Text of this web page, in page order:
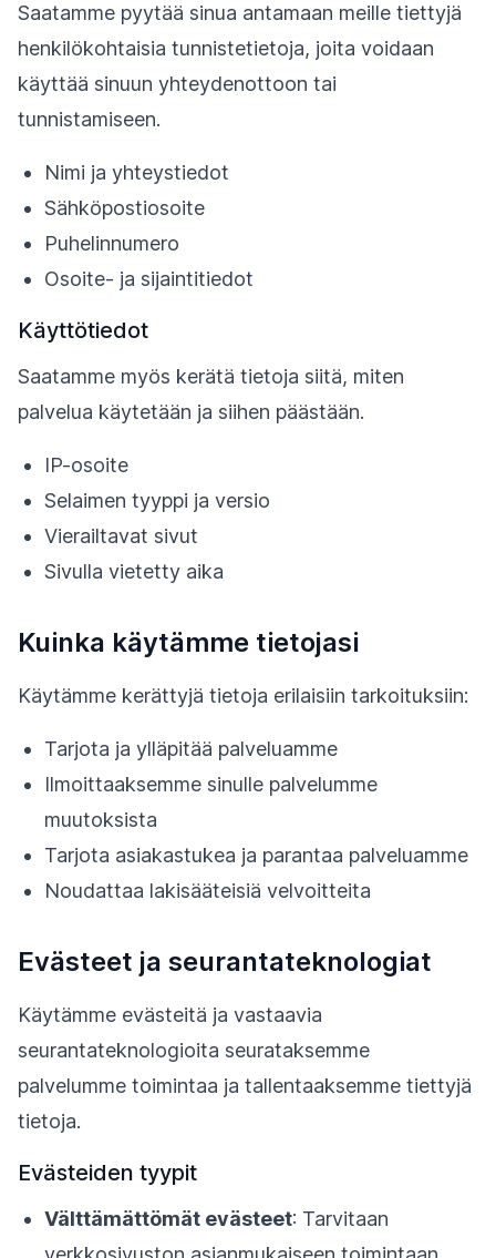
Saatamme pyytää sinua antamaan meille tiettyjä
henkilökohtaisia tunnistetietoja, joita voidaan
käyttää sinuun yhteydenottoon tai
tunnistamiseen.
Nimi ja yhteystiedot
Sähköpostiosoite
Puhelinnumero
Osoite- ja sijaintitiedot
Käyttötiedot
Saatamme myös kerätä tietoja siitä, miten
palvelua käytetään ja siihen päästään.
IP-osoite
Selaimen tyyppi ja versio
Vierailtavat sivut
Sivulla vietetty aika
Kuinka käytämme tietojasi
Käytämme kerättyjä tietoja erilaisiin tarkoituksiin:
Tarjota ja ylläpitää palveluamme
Ilmoittaaksemme sinulle palvelumme
muutoksista
Tarjota asiakastukea ja parantaa palveluamme
Noudattaa lakisääteisiä velvoitteita
Evästeet ja seurantateknologiat
Käytämme evästeitä ja vastaavia
seurantateknologioita seurataksemme
palvelumme toimintaa ja tallentaaksemme tiettyjä
tietoja.
Evästeiden tyypit
Välttämättömät evästeet: Tarvitaan